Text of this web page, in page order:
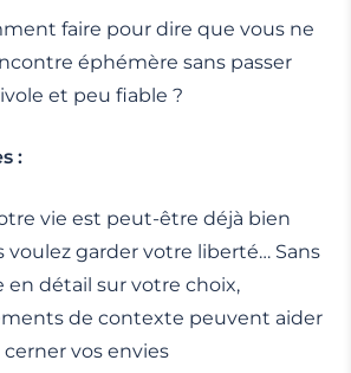
faire pour dire que vous ne
éphémère sans passer
et peu fiable ?
:
vie est peut-être déjà bien
voulez garder votre liberté… Sans
en détail sur votre choix,
de contexte peuvent aider
cerner vos envies